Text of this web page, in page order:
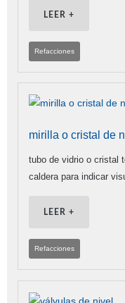
LEER +
Refacciones
mirilla o cristal de
tubo de vidrio o cristal
caldera para indicar
LEER +
Refacciones